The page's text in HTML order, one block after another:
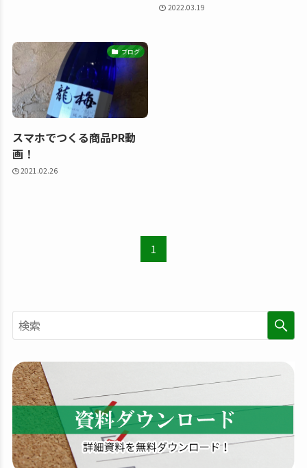
2022.03.19
ブログ
スマホでつくる商品PR動
画！
2021.02.26
1